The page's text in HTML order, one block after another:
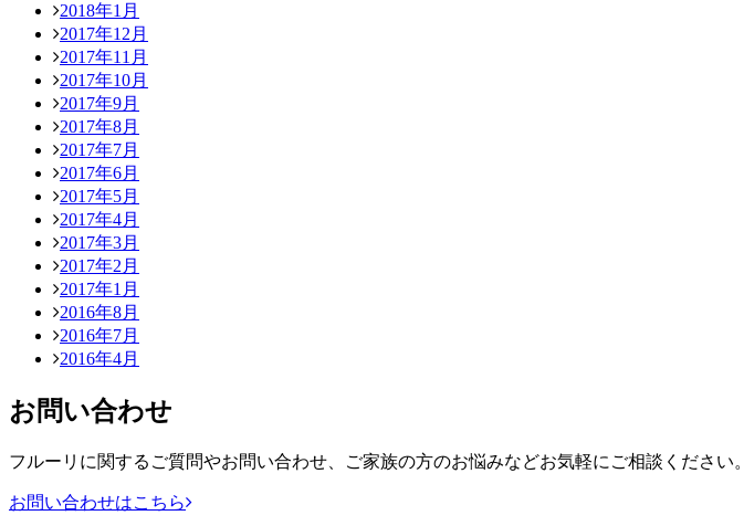
2018年1月
2017年12月
2017年11月
2017年10月
2017年9月
2017年8月
2017年7月
2017年6月
2017年5月
2017年4月
2017年3月
2017年2月
2017年1月
2016年8月
2016年7月
2016年4月
お問い合わせ
フルーリに関するご質問やお問い合わせ、ご家族の方のお悩みなどお気軽にご相談ください。
お問い合わせはこちら